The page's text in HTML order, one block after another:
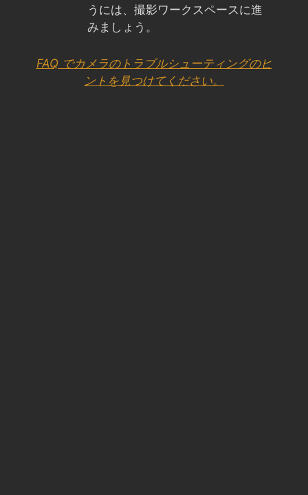
うには、撮影ワークスペースに進
みましょう。
FAQ でカメラのトラブルシューティングのヒ
ントを見つけてください。